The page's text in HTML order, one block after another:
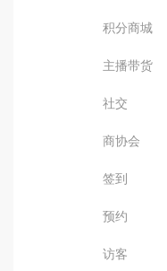
积分商城
主播带货
社交
商协会
签到
预约
访客